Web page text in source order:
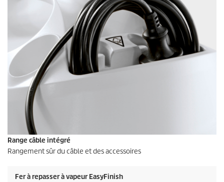
Range câble intégré
Rangement sûr du câble et des accessoires
Fer à repasser à vapeur EasyFinish